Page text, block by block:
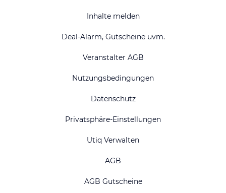
Inhalte melden
Deal-Alarm, Gutscheine uvm.
Veranstalter AGB
Nutzungsbedingungen
Datenschutz
Privatsphäre-Einstellungen
Utiq Verwalten
AGB
AGB Gutscheine